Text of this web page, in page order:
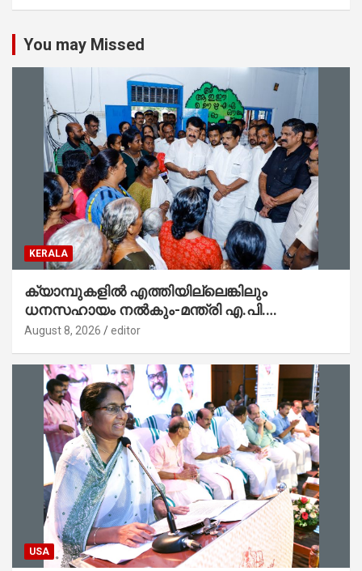
You may Missed
KERALA
ക്യാമ്പുകളിൽ എത്തിയില്ലെങ്കിലും
ധനസഹായം നൽകും-മന്ത്രി എ.പി.
അനിൽകുമാർ
August 8, 2026 editor
USA